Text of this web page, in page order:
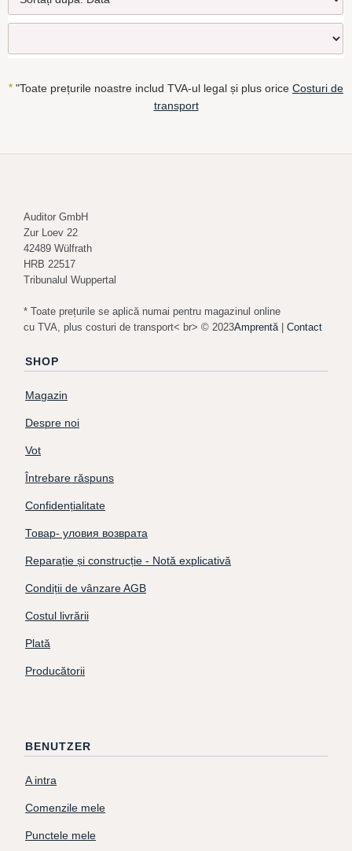
* "Toate prețurile noastre includ TVA-ul legal și plus orice Costuri de
transport
Auditor GmbH
Zur Loev 22
42489 Wülfrath
HRB 22517
Tribunalul Wuppertal
* Toate prețurile se aplică numai pentru magazinul online
cu TVA, plus costuri de transport< br> © 2023Amprentă | Contact
SHOP
Magazin
Despre noi
Vot
Întrebare răspuns
Confidențialitate
Товар- уловия возврата
Reparație și construcție - Notă explicativă
Condiții de vânzare AGB
Costul livrării
Plată
Producătorii
BENUTZER
A intra
Comenzile mele
Punctele mele